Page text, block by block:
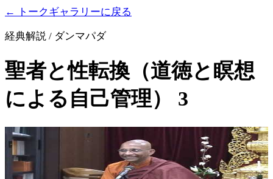
← トークギャラリーに戻る
経典解説 / ダンマパダ
聖者と性転換（道徳と瞑想
による自己管理） 3